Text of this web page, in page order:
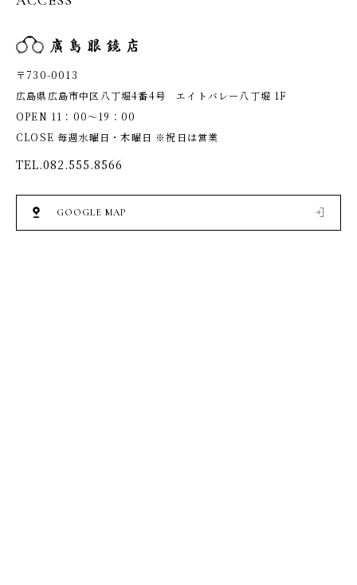
〒730-0013
広島県広島市中区八丁堀4番4号 エイトバレー八丁堀 1F
OPEN 11：00～19：00
CLOSE 毎週水曜日・木曜日 ※祝日は営業
TEL.082.555.8566
GOOGLE MAP